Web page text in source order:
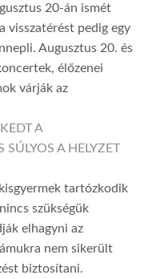
20-án ismét
visszatérést pedig egy
Augusztus 20. és
élőzenei
várják az
A
A HELYZET
tartózkodik
szükségük
elhagyni az
nem sikerült
biztosítani.